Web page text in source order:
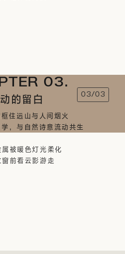
03.
的留白
住远山与人间烟火
，与自然诗意流动共生
03/03
被暖色灯光柔化
前看云影游走